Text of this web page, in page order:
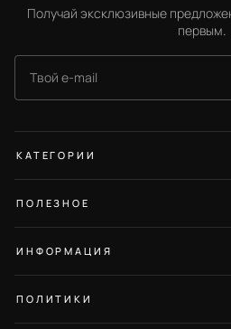
Получай эксклюзивные
первым.
КАТЕГОРИИ
Колье
Браслеты
Кулоны
ПОЛЕЗНОЕ
Блог
ИНФОРМАЦИЯ
ПОЛИТИКИ